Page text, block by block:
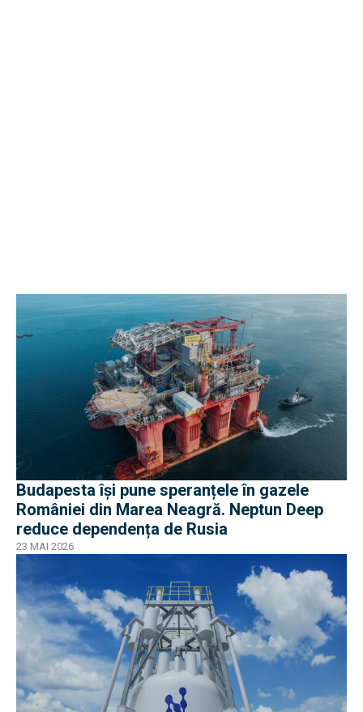
Budapesta își pune speranțele în gazele
României din Marea Neagră. Neptun Deep
reduce dependența de Rusia
23 MAI 2026